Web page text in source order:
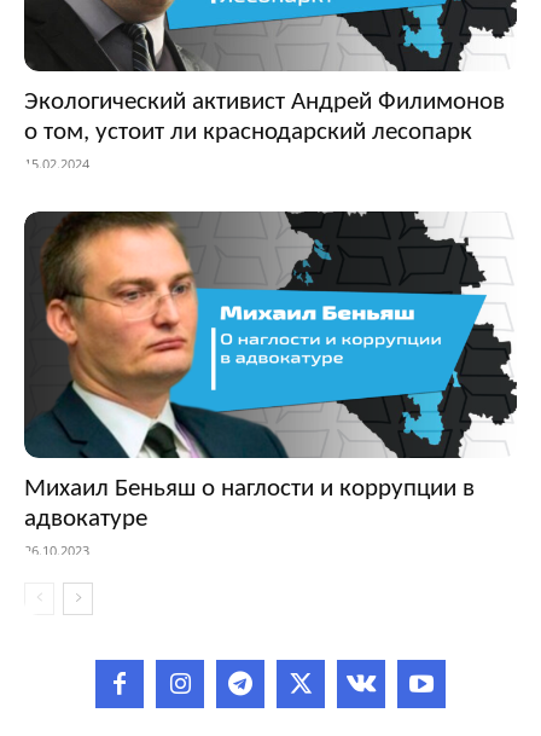
Экологический активист Андрей Филимонов
о том, устоит ли краснодарский лесопарк
15.02.2024
Михаил Беньяш о наглости и коррупции в
адвокатуре
26.10.2023